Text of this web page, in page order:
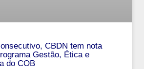
CBDN tem nota
Gestão, Ética e
do COB